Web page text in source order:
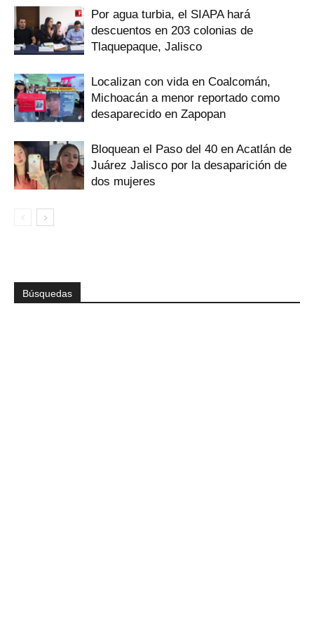
Por agua turbia, el SIAPA hará
descuentos en 203 colonias de
Tlaquepaque, Jalisco
Localizan con vida en Coalcomán,
Michoacán a menor reportado como
desaparecido en Zapopan
Bloquean el Paso del 40 en Acatlán de
Juárez Jalisco por la desaparición de
dos mujeres
Búsquedas